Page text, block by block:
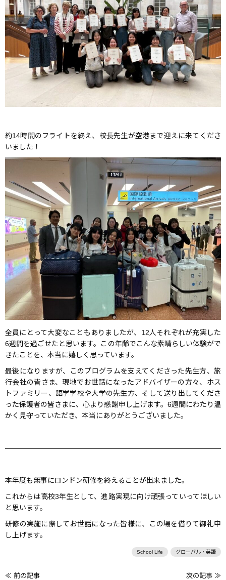
約14時間のフライトを終え、校長先生が空港まで迎えに来てくださ
いました！
全員にとって大変なこともありましたが、12人それぞれが充実した
6週間を過ごせたと思います。この年齢でこんな素晴らしい体験がで
きたことを、本当に嬉しく思っています。
最後になりますが、このプログラムを支えてくださった先生方、旅
行会社の皆さま、現地でお世話になったアドバイザーの方々、ホス
トファミリー、語学学校や大学の先生方、そして送り出してくださ
った保護者の皆さまに、心より感謝申し上げます。6週間にわたり温
かく見守っていただき、本当にありがとうございました。
本年度も無事にロンドン研修を終えることが出来ました。
これからは高校3年生として、進路実現に向け頑張っていってほしい
と思います。
研修の実施に際してお世話になった皆様に、この場を借りて御礼申
し上げます。
School Life グローバル・英語
≪ 前の記事 次の記事 ≫